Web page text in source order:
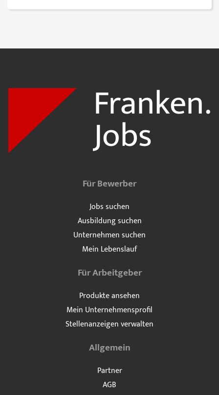
Für Bewerber
Jobs suchen
Ausbildung suchen
Unternehmen suchen
Mein Lebenslauf
Für Arbeitgeber
Produkte ansehen
Mein Unternehmensprofil
Stellenanzeigen verwalten
Allgemein
Partner
AGB